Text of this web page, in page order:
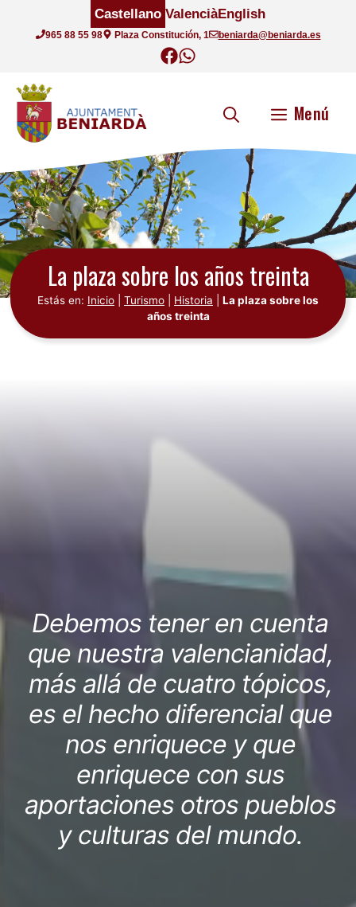
965 88 55 98 Plaza Constitución, 1 beniarda@beniarda.es
Castellano ValenciàEnglish
Menú
La plaza sobre los años treinta
Estás en: Inicio Turismo Historia
La plaza sobre los
años treinta
Debemos tener en cuenta
que nuestra valencianidad,
más allá de cuatro tópicos,
es el hecho diferencial que
nos enriquece y que
enriquece con sus
aportaciones otros pueblos
y culturas del mundo.